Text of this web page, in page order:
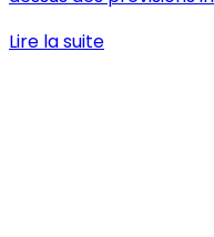
Lire la suite